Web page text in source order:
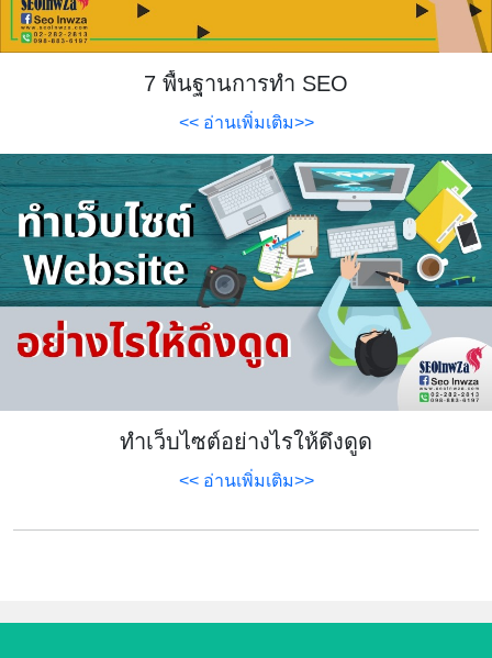
7 พื้นฐานการทำ SEO
<< อ่านเพิ่มเติม>>
ทำเว็บไซต์อย่างไรให้ดึงดูด
<< อ่านเพิ่มเติม>>